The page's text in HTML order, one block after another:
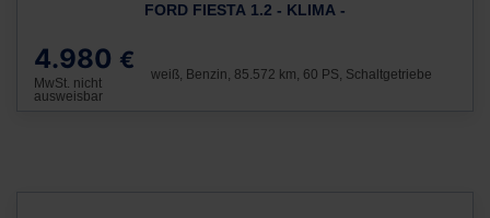
FORD FIESTA 1.2 - KLIMA -
4.980 €
MwSt. nicht
ausweisbar
weiß, Benzin, 85.572 km, 60 PS, Schaltgetriebe